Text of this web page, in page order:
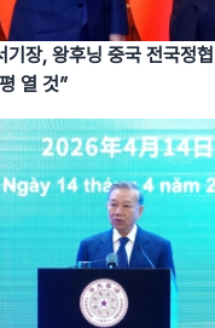
기장, 왕후닝 중국 전국정
열 것”